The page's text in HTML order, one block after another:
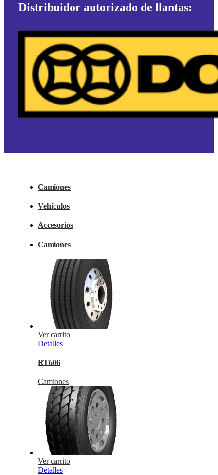
Distribuidor autorizado de llantas:
Camiones
Vehículos
Accesorios
Camiones
Ver carrito
Detalles
RT606
Camiones
Ver carrito
Detalles